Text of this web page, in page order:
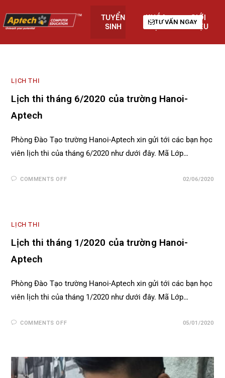
TUYỂN
SINH
KHÓA
HỌC
GIỚI
THIỆU
TƯ VẤN NGAY
LỊCH THI
Lịch thi tháng 6/2020 của trường Hanoi-
Aptech
Phòng Đào Tạo trường Hanoi-Aptech xin gửi tới các bạn học
viên lịch thi của tháng 6/2020 như dưới đây. Mã Lớp…
COMMENTS OFF 02/06/2020
LỊCH THI
Lịch thi tháng 1/2020 của trường Hanoi-
Aptech
Phòng Đào Tạo trường Hanoi-Aptech xin gửi tới các bạn học
viên lịch thi của tháng 1/2020 như dưới đây. Mã Lớp…
COMMENTS OFF 05/01/2020